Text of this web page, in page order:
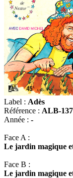
Label : Adès
Référence : ALB-137
Année : -
Face A :
Le jardin magique
Face B :
Le jardin magique